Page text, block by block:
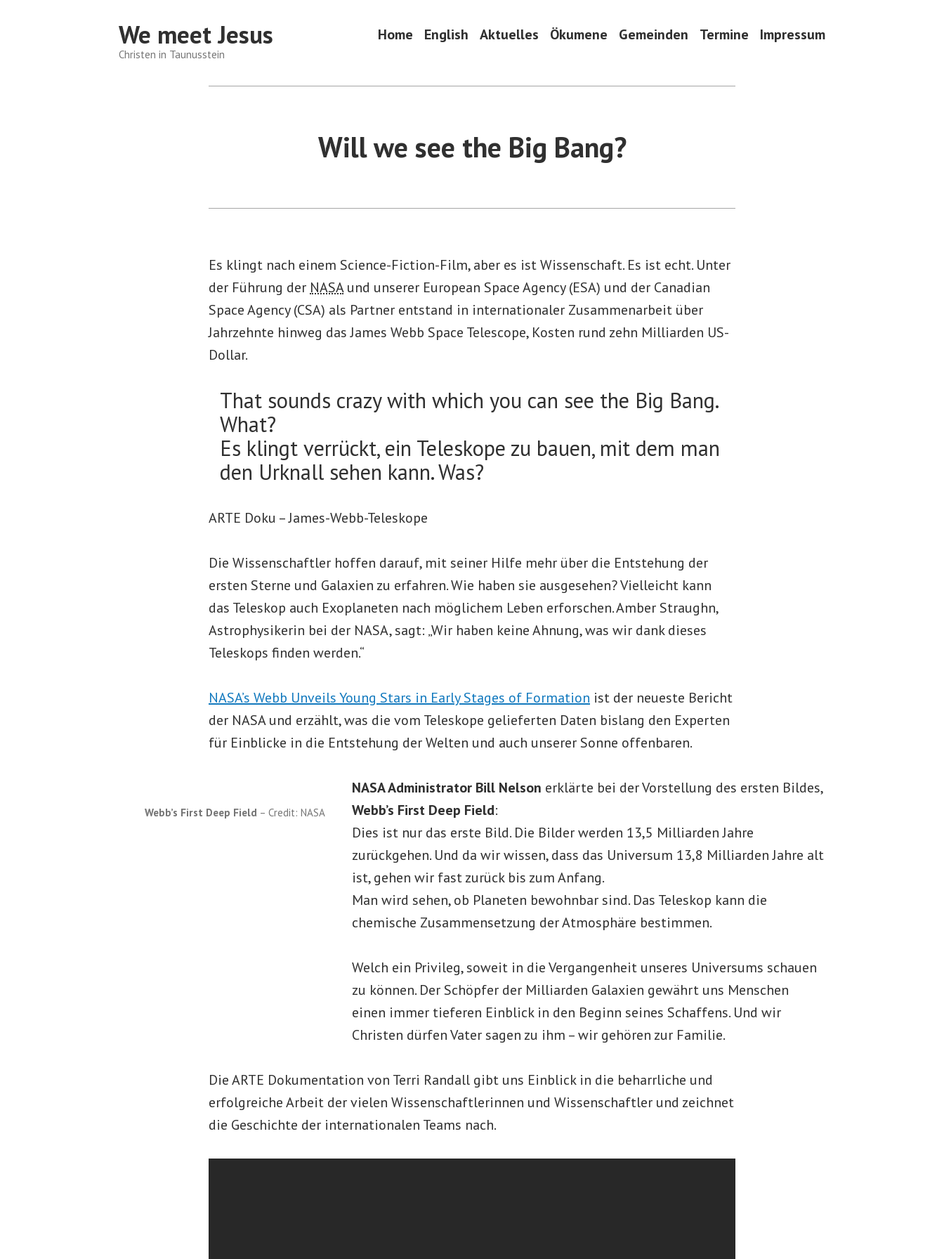
We meet Jesus
Christen in Taunusstein
Home English Aktuelles Ökumene Gemeinden Termine Impressum
Will we see the Big Bang?
Es klingt nach einem Science-Fiction-Film, aber es ist Wissenschaft. Es ist echt. Unter
der Führung der NASAund unserer European Space Agency (ESA) und der Canadian
Space Agency (CSA) als Partner entstand in internationaler Zusammenarbeit über
Jahrzehnte hinweg das James Webb Space Telescope, Kosten rund zehn Milliarden US-
Dollar.
That sounds crazy with which you can see the Big Bang.
What?
Es klingt verrückt, ein Teleskope zu bauen, mit dem man
den Urknall sehen kann. Was?
ARTE Doku – James-Webb-Teleskope
Die Wissenschaftler hoffen darauf, mit seiner Hilfe mehr über die Entstehung der
ersten Sterne und Galaxien zu erfahren. Wie haben sie ausgesehen? Vielleicht kann
das Teleskop auch Exoplaneten nach möglichem Leben erforschen. Amber Straughn,
Astrophysikerin bei der NASA, sagt: „Wir haben keine Ahnung, was wir dank dieses
Teleskops finden werden.“
NASA’s Webb Unveils Young Stars in Early Stages of Formation ist der neueste Bericht
der NASA und erzählt, was die vom Teleskope gelieferten Daten bislang den Experten
für Einblicke in die Entstehung der Welten und auch unserer Sonne offenbaren.
Webb’s First Deep Field – Credit: NASA
NASA Administrator Bill Nelson erklärte bei der Vorstellung des ersten Bildes,
Webb’s First Deep Field:
Dies ist nur das erste Bild. Die Bilder werden 13,5 Milliarden Jahre
zurückgehen. Und da wir wissen, dass das Universum 13,8 Milliarden Jahre alt
ist, gehen wir fast zurück bis zum Anfang.
Man wird sehen, ob Planeten bewohnbar sind. Das Teleskop kann die
chemische Zusammensetzung der Atmosphäre bestimmen.
Welch ein Privileg, soweit in die Vergangenheit unseres Universums schauen
zu können. Der Schöpfer der Milliarden Galaxien gewährt uns Menschen
einen immer tieferen Einblick in den Beginn seines Schaffens. Und wir
Christen dürfen Vater sagen zu ihm – wir gehören zur Familie.
Die ARTE Dokumentation von Terri Randall gibt uns Einblick in die beharrliche und
erfolgreiche Arbeit der vielen Wissenschaftlerinnen und Wissenschaftler und zeichnet
die Geschichte der internationalen Teams nach.